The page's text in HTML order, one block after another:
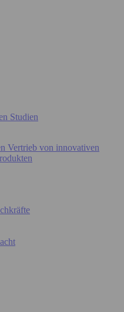
Studien
Vertrieb von innovativen